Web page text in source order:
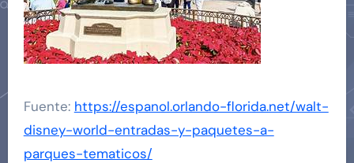
Fuente: https://espanol.orlando-florida.net/walt-
disney-world-entradas-y-paquetes-a-
parques-tematicos/